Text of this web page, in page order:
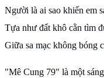
Người là ai sao khiến em
Tựa như đất khô cằn tìm
Giữa sa mạc không bóng
"Mê Cung 79" là một